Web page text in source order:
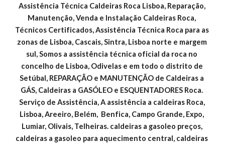
Assistência Técnica Caldeiras Roca Lisboa, Reparação,
Manutenção, Venda e Instalação Caldeiras Roca,
Técnicos Certificados, Assistência Técnica Roca para as
zonas de Lisboa, Cascais, Sintra, Lisboa norte e margem
sul, Somos a assistência técnica oficial da roca no
concelho de Lisboa, Odivelas e em todo o distrito de
Setúbal, REPARAÇÃO e MANUTENÇÃO de Caldeiras a
GÁS, Caldeiras a GASÓLEO e ESQUENTADORES Roca.
Serviço de Assistência, A assistência a caldeiras Roca,
Lisboa, Areeiro, Belém,  Benfica, Campo Grande, Expo,
Lumiar, Olivais, Telheiras. caldeiras a gasoleo preços,
caldeiras a gasoleo para aquecimento central, caldeiras